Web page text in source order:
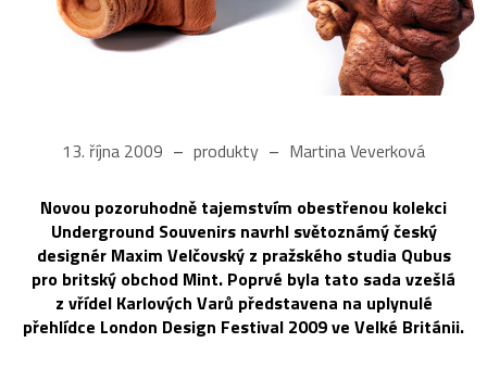
13. října 2009 produkty Martina Veverková
Novou pozoruhodně tajemstvím obestřenou kolekci
Underground Souvenirs navrhl světoznámý český
designér Maxim Velčovský z pražského studia Qubus
pro britský obchod Mint. Poprvé byla tato sada vzešlá
z vřídel Karlových Varů představena na uplynulé
přehlídce London Design Festival 2009 ve Velké Británii.